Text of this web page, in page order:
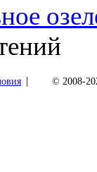
| © 2008-